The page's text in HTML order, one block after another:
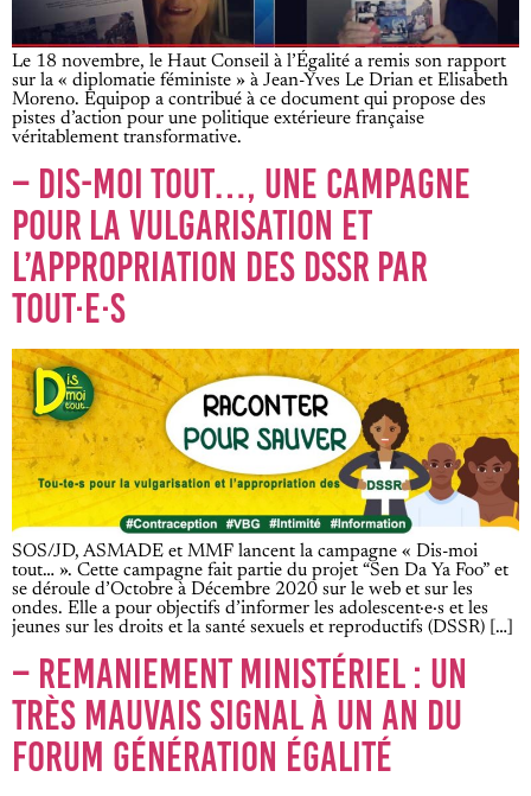
Le 18 novembre, le Haut Conseil à l’Égalité a remis son rapport
sur la « diplomatie féministe » à Jean-Yves Le Drian et Elisabeth
Moreno. Equipop a contribué à ce document qui propose des
pistes d’action pour une politique extérieure française
véritablement transformative.
– DIS-MOI TOUT…, UNE CAMPAGNE
POUR LA VULGARISATION ET
L’APPROPRIATION DES DSSR PAR
TOUT·E·S
SOS/JD, ASMADE et MMF lancent la campagne « Dis-moi
tout… ». Cette campagne fait partie du projet “Sen Da Ya Foo” et
se déroule d’Octobre à Décembre 2020 sur le web et sur les
ondes. Elle a pour objectifs d’informer les adolescent·e·s et les
jeunes sur les droits et la santé sexuels et reproductifs (DSSR) […]
– REMANIEMENT MINISTÉRIEL : UN
TRÈS MAUVAIS SIGNAL À UN AN DU
FORUM GÉNÉRATION ÉGALITÉ